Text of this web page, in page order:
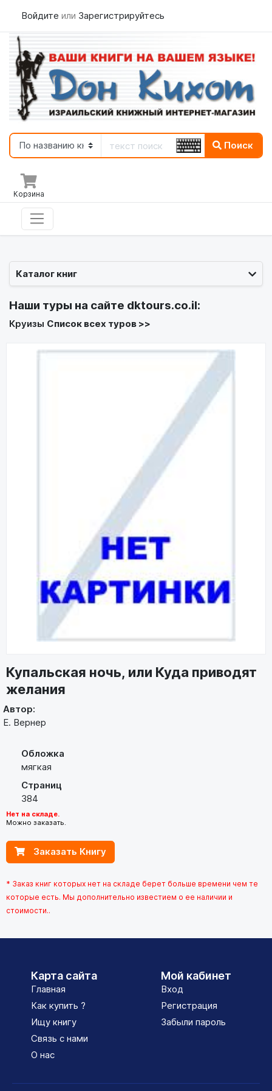
Войдите или Зарегистрируйтесь
Поиск
Корзина
Каталог книг
Наши туры на сайте dktours.co.il:
Круизы Список всех туров >>
Купальская ночь, или Куда приводят
желания
Автор:
Е. Вернер
Обложка
мягкая
Страниц
384
Нет на складе.
Можно заказать.
Заказать Книгу
* Заказ книг которых нет на складе берет больше времени чем те
которые есть. Мы дополнительно известием о ее наличии и
стоимости..
Карта сайта
Главная
Как купить ?
Ищу книгу
Связь с нами
О нас
Мой кабинет
Вход
Регистрация
Забыли пароль